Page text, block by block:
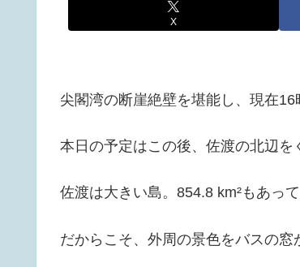
X
尖閣湾の断崖絶壁を堪能し、現在16
本日の予定はこの後、佐渡の北辺を
佐渡は大きい島。854.8 km²もあっ
だからこそ、外周の景色をバスの窓